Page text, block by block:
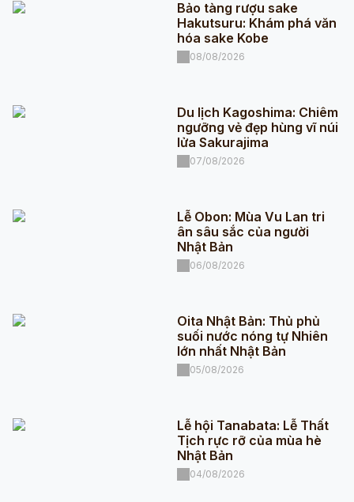
Bảo tàng rượu sake
Hakutsuru: Khám phá văn
hóa sake Kobe
08/08/2026
Du lịch Kagoshima: Chiêm
ngưỡng vẻ đẹp hùng vĩ núi
lửa Sakurajima
07/08/2026
Lễ Obon: Mùa Vu Lan tri
ân sâu sắc của người
Nhật Bản
06/08/2026
Oita Nhật Bản: Thủ phủ
suối nước nóng tự Nhiên
lớn nhất Nhật Bản
05/08/2026
Lễ hội Tanabata: Lễ Thất
Tịch rực rỡ của mùa hè
Nhật Bản
04/08/2026